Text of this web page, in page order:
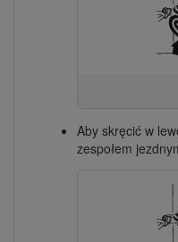
Aby skręcić w
zespołem